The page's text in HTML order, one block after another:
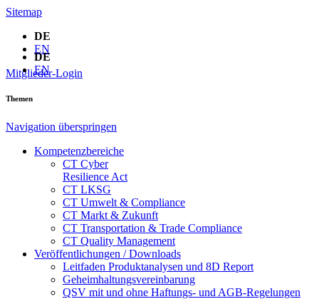
Sitemap
DE
EN
Mitglieder-Login
DE
EN
Themen
Navigation überspringen
Kompetenzbereiche
CT Cyber
Resilience Act
CT LKSG
CT Umwelt & Compliance
CT Markt & Zukunft
CT Transportation & Trade Compliance
CT Quality Management
Veröffentlichungen / Downloads
Leitfaden Produktanalysen und 8D Report
Geheimhaltungsverein­barung
QSV mit und ohne Haftungs- und AGB-Regelungen